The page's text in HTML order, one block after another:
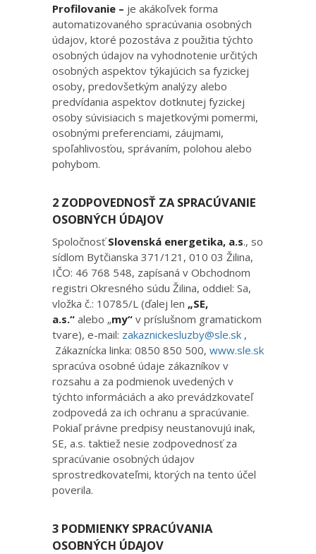
Profilovanie – je akákoľvek forma
automatizovaného spracúvania osobných
údajov, ktoré pozostáva z použitia týchto
osobných údajov na vyhodnotenie určitých
osobných aspektov týkajúcich sa fyzickej
osoby, predovšetkým analýzy alebo
predvídania aspektov dotknutej fyzickej
osoby súvisiacich s majetkovými pomermi,
osobnými preferenciami, záujmami,
spoľahlivosťou, správaním, polohou alebo
pohybom.
2 ZODPOVEDNOSŤ ZA SPRACÚVANIE
OSOBNÝCH ÚDAJOV
SpoločnosťSlovenská energetika, a.s., so
sídlom Bytčianska 371/121, 010 03 Žilina,
IČO: 46 768 548, zapísaná v Obchodnom
registri Okresného súdu Žilina, oddiel: Sa,
vložka č.: 10785/L (ďalej len „SE,
a.s.“ alebo „my“ v príslušnom gramatickom
tvare), e-mail: zakaznickesluzby@sle.sk ,
Zákaznícka linka: 0850 850 500, www.sle.sk
spracúva osobné údaje zákazníkov v
rozsahu a za podmienok uvedených v
týchto informáciách a ako prevádzkovateľ
zodpovedá za ich ochranu a spracúvanie.
Pokiaľ právne predpisy neustanovujú inak,
SE, a.s. taktiež nesie zodpovednosť za
spracúvanie osobných údajov
sprostredkovateľmi, ktorých na tento účel
poverila.
3 PODMIENKY SPRACÚVANIA
OSOBNÝCH ÚDAJOV